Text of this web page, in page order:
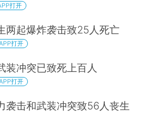
打开
两起爆炸袭击致25人死亡
打开
装冲突已致死上百人
打开
袭击和武装冲突致56人丧生